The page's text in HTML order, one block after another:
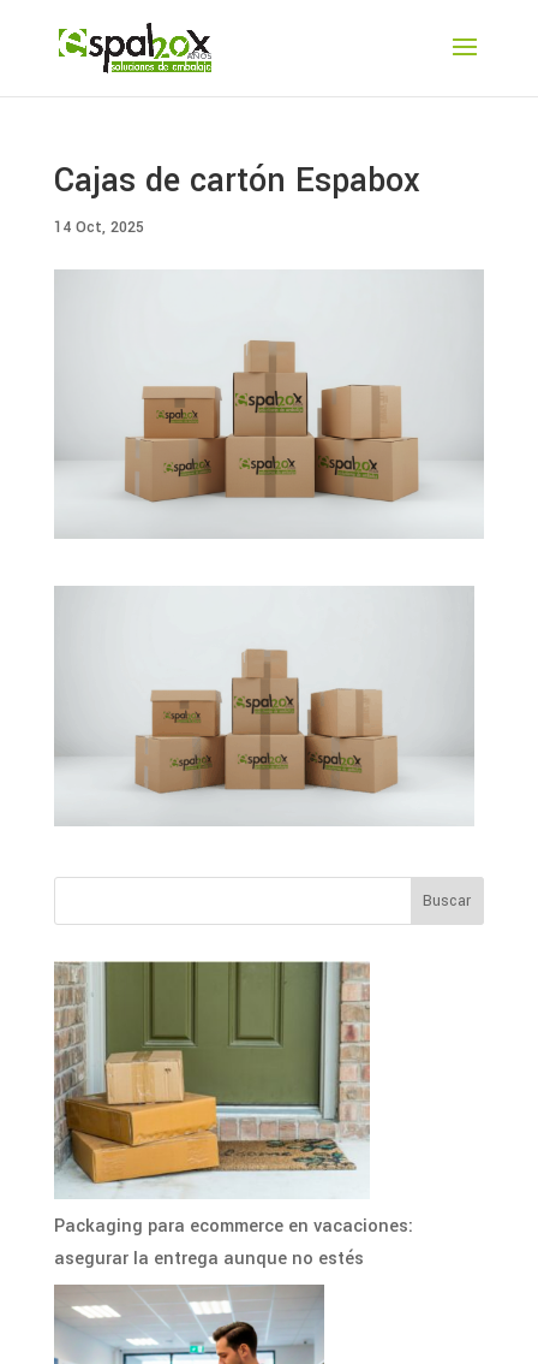
Cajas de cartón Espabox
14 Oct, 2025
Packaging para ecommerce en vacaciones:
asegurar la entrega aunque no estés